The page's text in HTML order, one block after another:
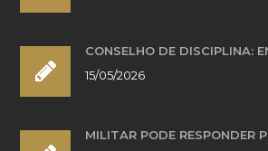
CONSELHO DE DISCIPLINA:
15/05/2026
MILITAR PODE RESPONDER